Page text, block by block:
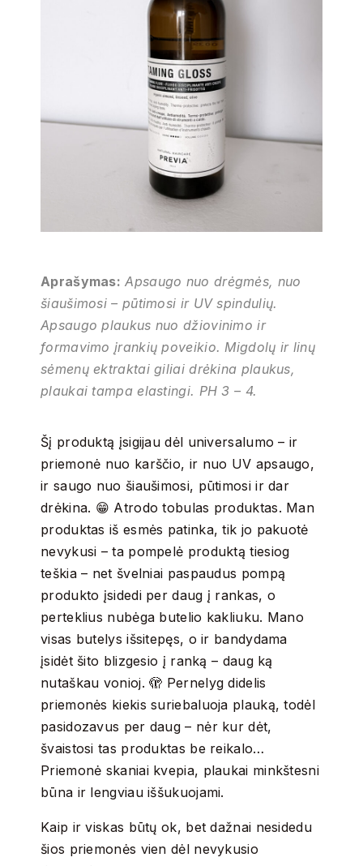
Aprašymas: Apsaugo nuo drėgmės, nuo
šiaušimosi – pūtimosi ir UV spindulių.
Apsaugo plaukus nuo džiovinimo ir
formavimo įrankių poveikio. Migdolų ir linų
sėmenų ektraktai giliai drėkina plaukus,
plaukai tampa elastingi. PH 3 – 4.
Šį produktą įsigijau dėl universalumo – ir
priemonė nuo karščio, ir nuo UV apsaugo,
ir saugo nuo šiaušimosi, pūtimosi ir dar
drėkina. 😁 Atrodo tobulas produktas. Man
produktas iš esmės patinka, tik jo pakuotė
nevykusi – ta pompelė produktą tiesiog
teškia – net švelniai paspaudus pompą
produkto įsidedi per daug į rankas, o
perteklius nubėga butelio kakliuku. Mano
visas butelys išsitepęs, o ir bandydama
įsidėt šito blizgesio į ranką – daug ką
nutaškau vonioj. 🫣 Pernelyg didelis
priemonės kiekis suriebaluoja plauką, todėl
pasidozavus per daug – nėr kur dėt,
švaistosi tas produktas be reikalo…
Priemonė skaniai kvepia, plaukai minkštesni
būna ir lengviau iššukuojami.
Kaip ir viskas būtų ok, bet dažnai nesidedu
šios priemonės vien dėl nevykusio